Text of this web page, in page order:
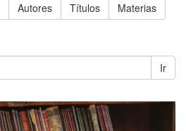
Autores Títulos Materias
Ir